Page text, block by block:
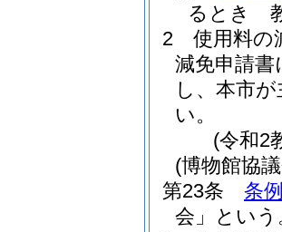
るとき
2
使用料の
減免申請
し、本市
い。
(令和2
(博物館協
第23条
条
会」という